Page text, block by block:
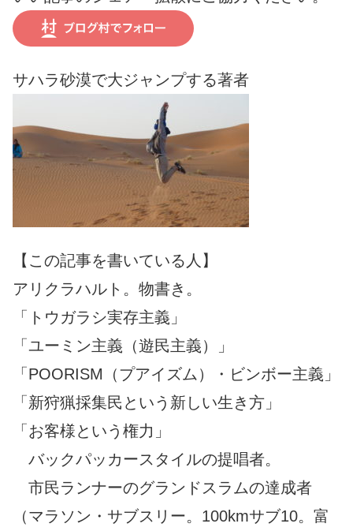
サハラ砂漠で大ジャンプする著者
【この記事を書いている人】
アリクラハルト。物書き。
「トウガラシ実存主義」
「ユーミン主義（遊民主義）」
「POORISM（プアイズム）・ビンボー主義」
「新狩猟採集民という新しい生き方」
「お客様という権力」
バックパッカースタイルの提唱者。
市民ランナーのグランドスラムの達成者
（マラソン・サブスリー。100kmサブ10。富